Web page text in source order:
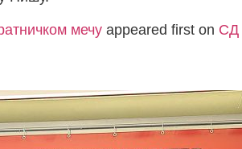
мечу appeared first on СД